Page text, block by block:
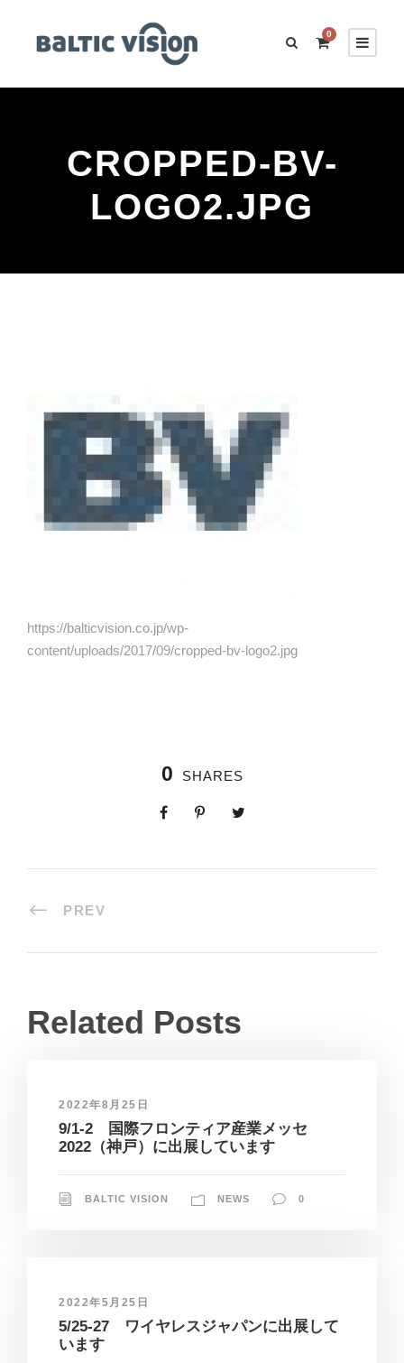
0
CROPPED-BV-
LOGO2.JPG
https://balticvision.co.jp/wp-
content/uploads/2017/09/cropped-bv-logo2.jpg
0 SHARES
PREV
Related Posts
2022年8月25日
9/1-2 国際フロンティア産業メッセ
2022（神戸）に出展しています
BALTIC VISION NEWS 0
2022年5月25日
5/25-27 ワイヤレスジャパンに出展して
います